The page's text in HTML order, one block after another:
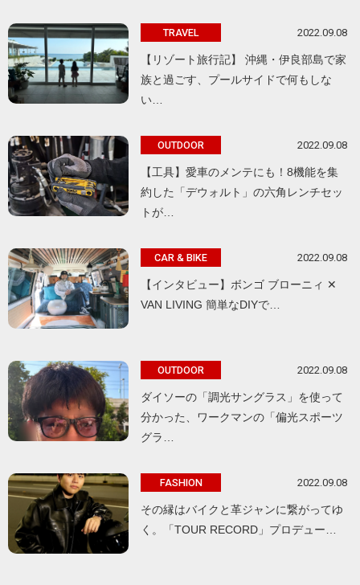
TRAVEL 2022.09.08
【リゾート旅行記】 沖縄・伊良部島で家
族と過ごす、プールサイドで何もしな
い…
OUTDOOR 2022.09.08
【工具】愛車のメンテにも！8機能を集
約した「デウォルト」の六角レンチセッ
トが…
CAR & BIKE 2022.09.08
【インタビュー】ボンゴ ブローニィ ✕
VAN LIVING 簡単なDIYで…
OUTDOOR 2022.09.08
ダイソーの「調光サングラス」を使って
分かった、ワークマンの「偏光スポーツ
グラ…
FASHION 2022.09.08
その縁はバイクと革ジャンに繋がってゆ
く。「TOUR RECORD」プロデュー…